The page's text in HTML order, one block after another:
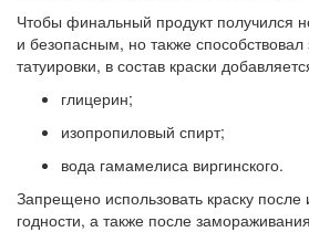
Чтобы финальный продукт получился
и безопасным, но также
татуировки, в состав краски
глицерин;
изопропиловый спирт;
вода гамамелиса виргинского.
Запрещено использовать краску после
годности, а также после